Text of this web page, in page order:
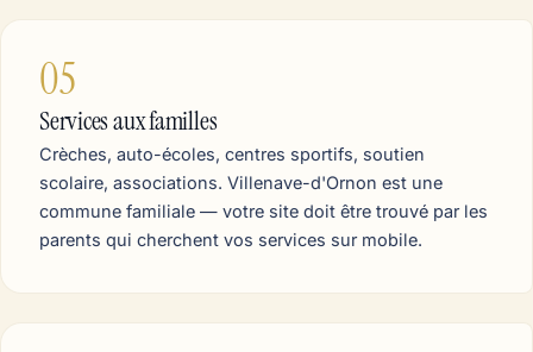
05
Services aux familles
Crèches, auto-écoles, centres sportifs, soutien
scolaire, associations. Villenave-d'Ornon est une
commune familiale — votre site doit être trouvé par les
parents qui cherchent vos services sur mobile.